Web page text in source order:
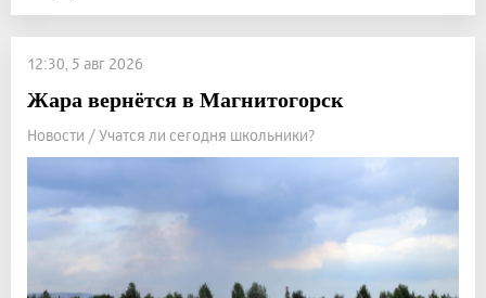
12:30, 5 авг 2026
Жара вернётся в Магнитогорск
Новости / Учатся ли сегодня школьники?